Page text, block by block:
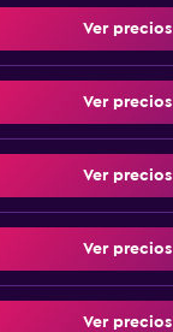
Ver precios
Ver precios
Ver precios
Ver precios
Ver precios